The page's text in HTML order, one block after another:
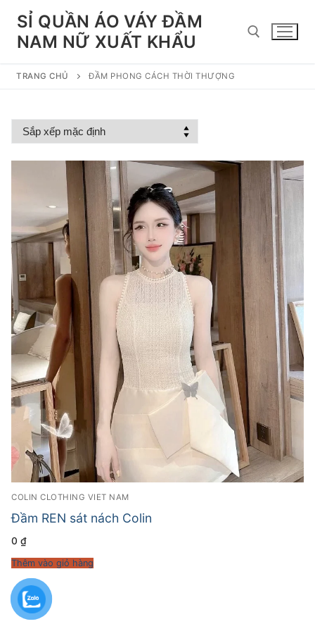
Chuyển
đếnSỈ QUẦN ÁO VÁY ĐẦM
NAM NỮ XUẤT KHẨU
TRANG CHỦ ĐẦM PHONG CÁCH THỜI THƯỢNG
COLIN CLOTHING VIET NAM
Đầm REN sát nách Colin
0 ₫
Thêm vào giỏ hàng